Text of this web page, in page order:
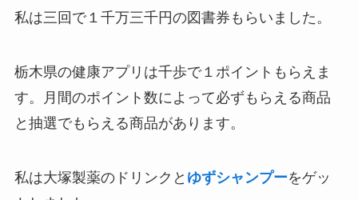
私は三回で１千万三千円の図書券もらいました。
栃木県の健康アプリは千歩で１ポイントもらえま
す。月間のポイント数によって必ずもらえる商品
と抽選でもらえる商品があります。
私は大塚製薬のドリンクと ゆずシャンプーをゲッ